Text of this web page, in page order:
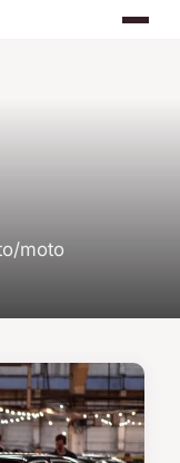
moto